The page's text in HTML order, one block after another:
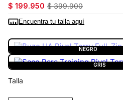
$ 199.950 $ 399.900
Encuentra tu talla aquí
NEGRO
GRIS
Talla